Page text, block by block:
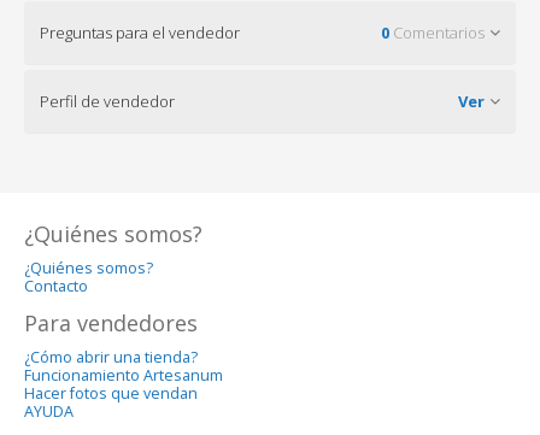
Preguntas para el vendedor 0 Comentarios
Perfil de vendedor Ver
¿Quiénes somos?
¿Quiénes somos?
Contacto
Para vendedores
¿Cómo abrir una tienda?
Funcionamiento Artesanum
Hacer fotos que vendan
AYUDA